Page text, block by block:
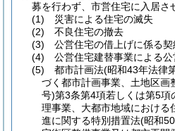
募を行わず、市営住宅に入居さ
(1)
災害による住宅の滅失
(2)
不良住宅の撤去
(3)
公営住宅の借上げに係る契
(4)
公営住宅建替事業による
(5)
都市計画法(昭和43年法律
づく都市計画事業、土地区画
号)第3条第4項若しくは第5項
理事業、大都市地域における
進に関する特別措置法(昭和